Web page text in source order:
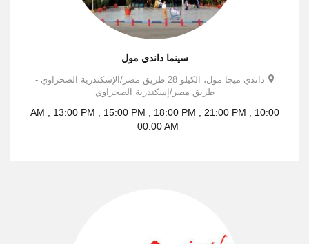
سينما داندي مول
داندي ميجا مول، الكيلو 28 طريق مصر/الإسكندرية الصحراوي -
طريق مصر/إسكندرية الصحراوي
10:00 AM , 13:00 PM , 15:00 PM , 18:00 PM , 21:00 PM ,
00:00 AM